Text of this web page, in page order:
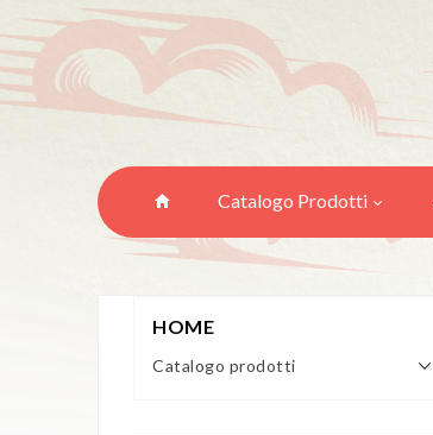
Catalogo Prodotti
HOME
Catalogo prodotti